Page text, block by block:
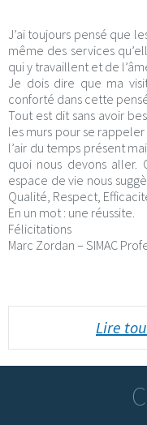
J’ai toujours pensé que
même des services
qui y travaillent et de
Je dois dire que ma
conforté dans cette
Tout est dit sans avoir
les murs pour se
l’air du temps présent
quoi nous devons aller.
espace de vie nous
Qualité, Respect,
En un mot : une réussite.
Félicitations
Marc Zordan – SIMAC
Lire